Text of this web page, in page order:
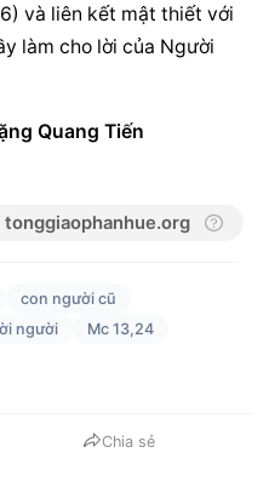
và liên kết mật thiết với
làm cho lời của Người
Quang Tiến
tonggiaophanhue.org
con người cũ
người Mc 13,24
Chia sẻ